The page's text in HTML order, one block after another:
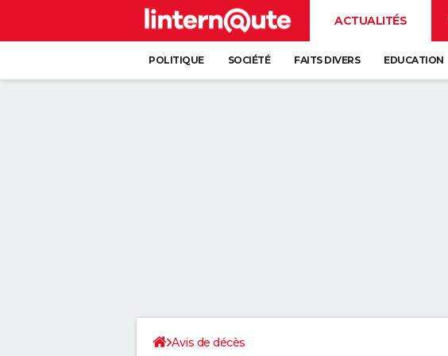
ACTUALITÉS
POLITIQUE SOCIÉTÉ FAITS DIVERS EDUCATION
Avis de décès